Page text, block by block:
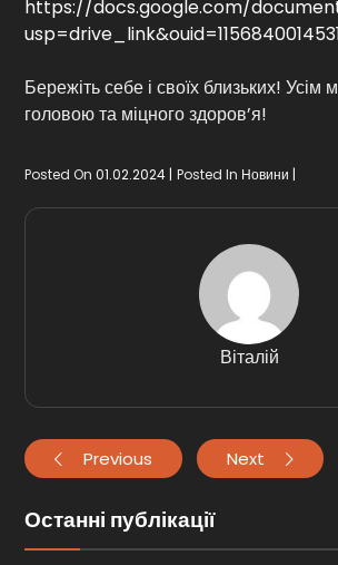
https://docs.google.com/
Бережіть себе і своїх близьких!
головою та міцного здоров’я!
Posted On 01.02.2024 Posted In Новини
Віталій
Previous Next
Останні публікації